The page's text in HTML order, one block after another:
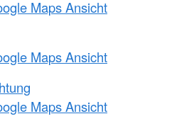
Maps Ansicht
Maps Ansicht
Maps Ansicht